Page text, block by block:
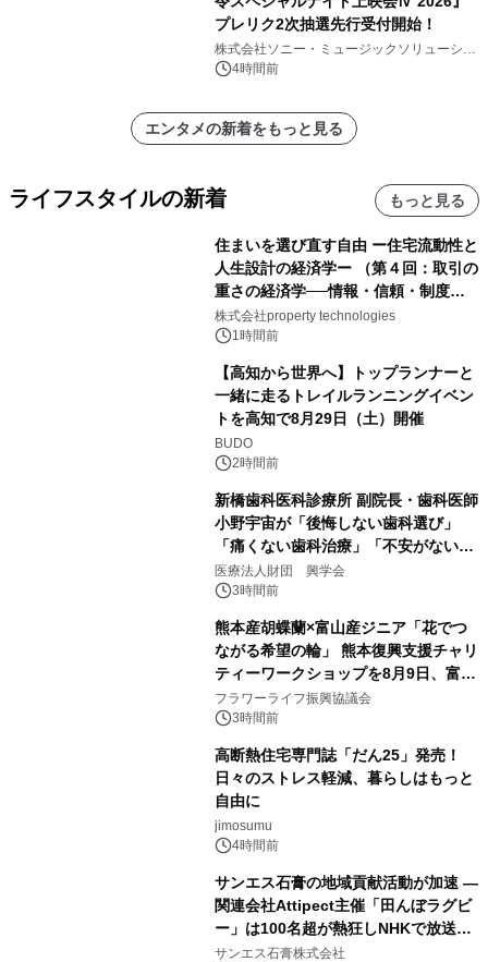
プレリク2次抽選先行受付開始！
株式会社ソニー・ミュージックソリューショ
ンズ4時間前
エンタメの新着をもっと見る
ライフスタイルの新着 もっと見る
住まいを選び直す自由 ー住宅流動性と
人生設計の経済学ー （第４回：取引の
重さの経済学──情報・信頼・制度を
PropTechはどう組み替えるか）｜
PropTech-Lab
株式会社property technologies
1時間前
【高知から世界へ】トップランナーと
一緒に走るトレイルランニングイベン
トを高知で8月29日（土）開催
BUDO
2時間前
新橋歯科医科診療所 副院長・歯科医師
小野宇宙が「後悔しない歯科選び」
「痛くない歯科治療」「不安がない治
療計画」をテーマに専門監修
医療法人財団 興学会
3時間前
熊本産胡蝶蘭×富山産ジニア「花でつ
ながる希望の輪」 熊本復興支援チャリ
ティーワークショップを8月9日、富
山・射水で開催
フラワーライフ振興協議会
3時間前
高断熱住宅専門誌「だん25」発売！
日々のストレス軽減、暮らしはもっと
自由に
jimosumu
4時間前
サンエス石膏の地域貢献活動が加速 ―
関連会社Attipect主催「田んぼラグビ
ー」は100名超が熱狂しNHKで放送さ
れました。
サンエス石膏株式会社